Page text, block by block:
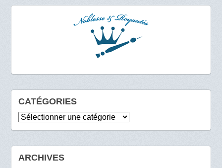
CATÉGORIES
Catégories
ARCHIVES